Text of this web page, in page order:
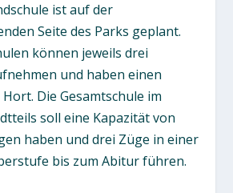
ist auf der
Seite des Parks geplant.
können jeweils drei
und haben einen
Die Gesamtschule im
soll eine Kapazität von
haben und drei Züge in einer
bis zum Abitur führen.